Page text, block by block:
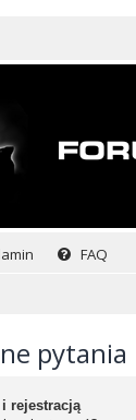
FAQ
pytania
rejestracją